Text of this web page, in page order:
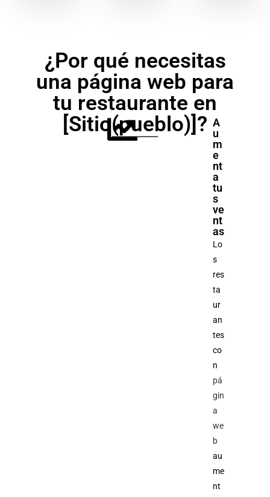
¿Por qué necesitas
una página web para
tu restaurante en
[Sitio(pueblo)]? A
u
m
e
nt
a
tu
s
ve
nt
as
Lo
s
res
ta
ur
an
tes
co
n
pá
gin
a
we
b
au
me
nt